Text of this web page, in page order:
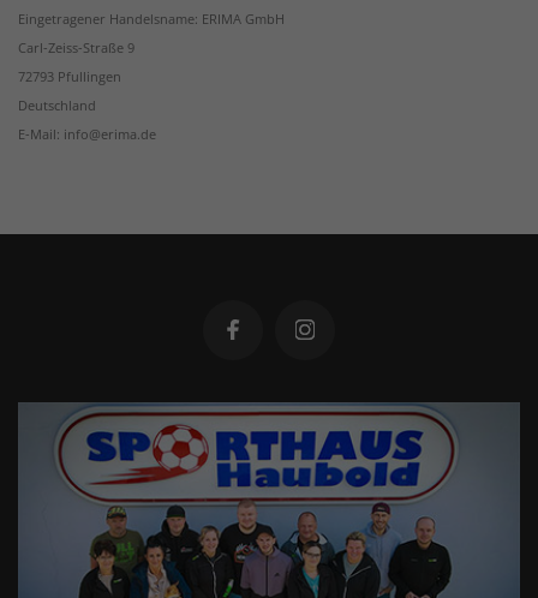
Eingetragener Handelsname: ERIMA GmbH
Carl-Zeiss-Straße 9
72793 Pfullingen
Deutschland
E-Mail: info@erima.de